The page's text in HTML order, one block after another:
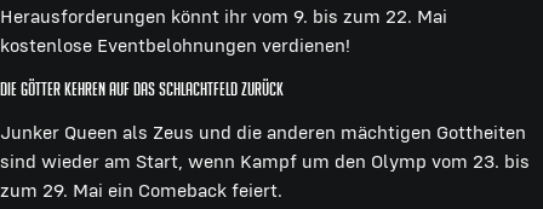
Herausforderungen könnt ihr vom 9. bis zum 22. Mai
kostenlose Eventbelohnungen verdienen!
Die Götter kehren auf das Schlachtfeld zurück
Junker Queen als Zeus und die anderen mächtigen Gottheiten
sind wieder am Start, wenn Kampf um den Olymp vom 23. bis
zum 29. Mai ein Comeback feiert.